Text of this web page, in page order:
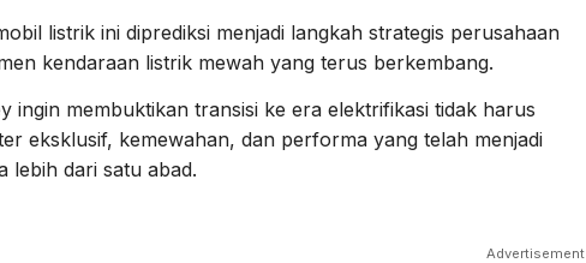
listrik ini diprediksi menjadi langkah strategis perusahaan
kendaraan listrik mewah yang terus berkembang.
ingin membuktikan transisi ke era elektrifikasi tidak harus
eksklusif, kemewahan, dan performa yang telah menjadi
lebih dari satu abad.
Advertisement